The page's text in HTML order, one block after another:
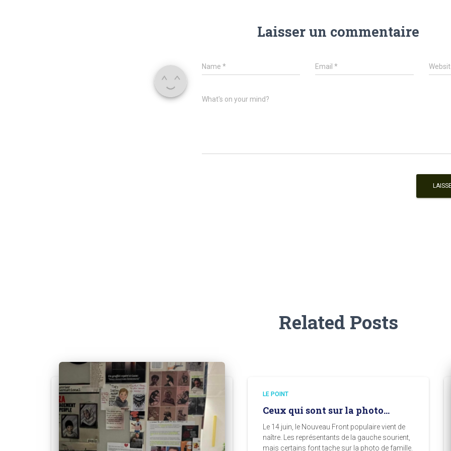
Laisser un commentaire
Name * Email*
What's on your mind?
Related Posts
LE POINT
Ceux qui sont sur la photo…
Le 14 juin, le Nouveau Front populaire vient de
naître. Les représentants de la gauche sourient,
mais certains font tache sur la photo de famille.